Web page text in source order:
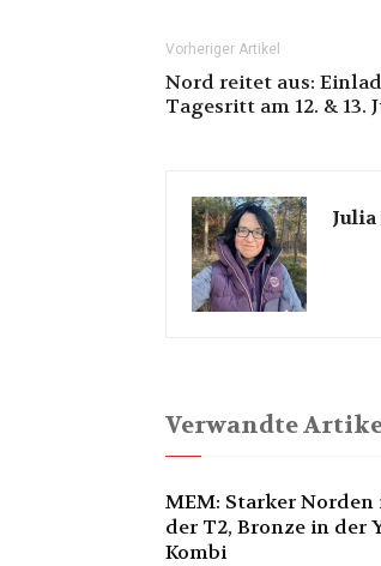
Vorheriger Artikel
Nord reitet aus:
Tagesritt am 12. & 13.
Verwandte
MEM: Starker Norden
der T2, Bronze in der
Kombi